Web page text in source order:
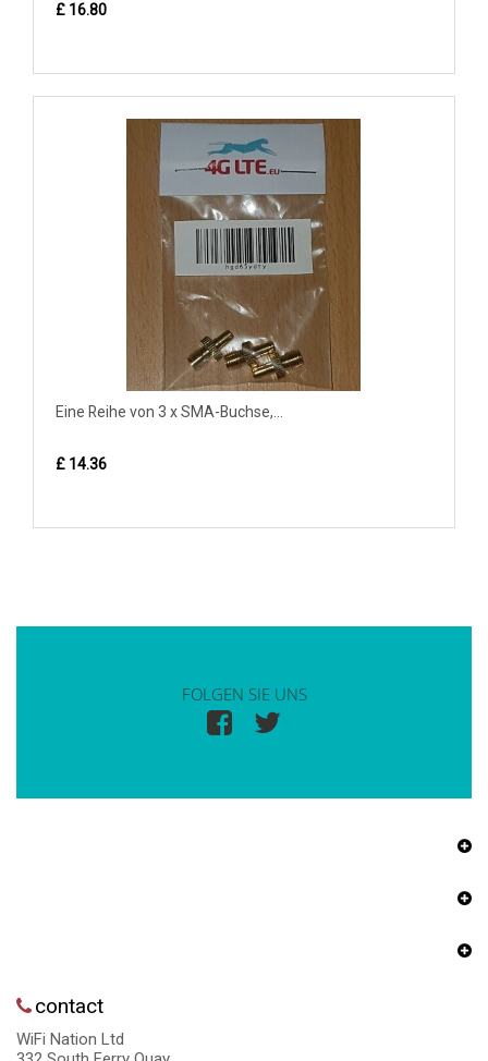
£ 16.80
Eine Reihe von 3 x SMA-Buchse,...
£ 14.36
FOLGEN SIE UNS
contact
WiFi Nation Ltd